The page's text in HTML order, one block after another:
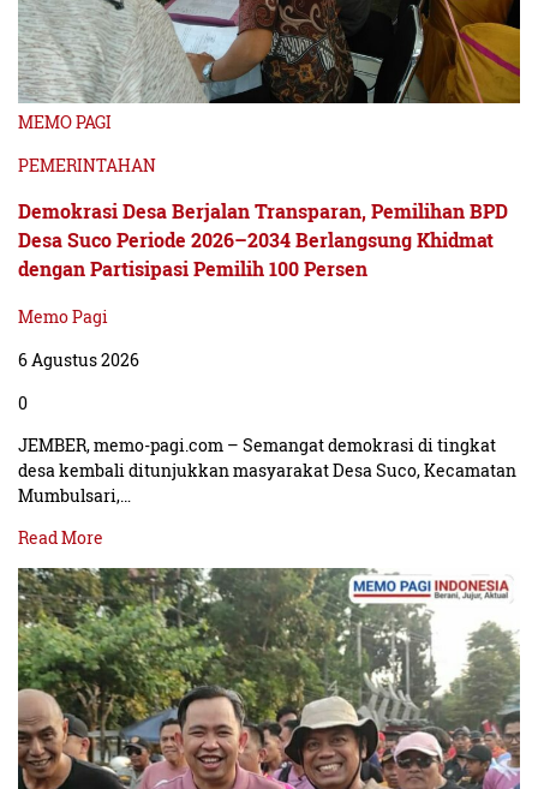
MEMO PAGI
PEMERINTAHAN
Demokrasi Desa Berjalan Transparan, Pemilihan BPD
Desa Suco Periode 2026–2034 Berlangsung Khidmat
dengan Partisipasi Pemilih 100 Persen
Memo Pagi
6 Agustus 2026
0
JEMBER, memo-pagi.com – Semangat demokrasi di tingkat
desa kembali ditunjukkan masyarakat Desa Suco, Kecamatan
Mumbulsari,…
Read More